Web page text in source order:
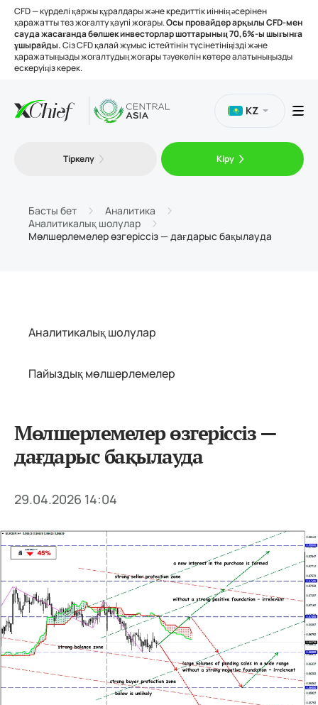
CFD — күрделі қаржы құралдары және кредиттік иіннің әсерінен
қаражатты тез жоғалту қаупі жоғары.Осы провайдер арқылы CFD-мен
сауда жасағанда бөлшек инвесторлар шоттарының 70,6%-ы шығынға
ұшырайды.Сіз CFD қалай жұмыс істейтінін түсінетініңізді және
қаражатыңызды жоғалтудың жоғары тәуекелін көтере алатыныңызды
ескеруіңіз керек.
Құралдар
KZ
Тіркелу Кіру
Басты бет
Аналитика
Аналитикалық шолулар
Мөлшерлемелер өзгеріссіз — дағдарыс бақылауда
Аналитикалық шолулар
Пайыздық мөлшерлемелер
Мөлшерлемелер өзгеріссіз —
дағдарыс бақылауда
29.04.2026 14:04